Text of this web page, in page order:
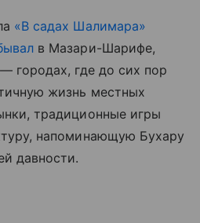
«В садах Шалимара»
в Мазари-Шарифе,
городах, где до сих пор
жизнь местных
традиционные игры
напоминающую Бухару
давности.